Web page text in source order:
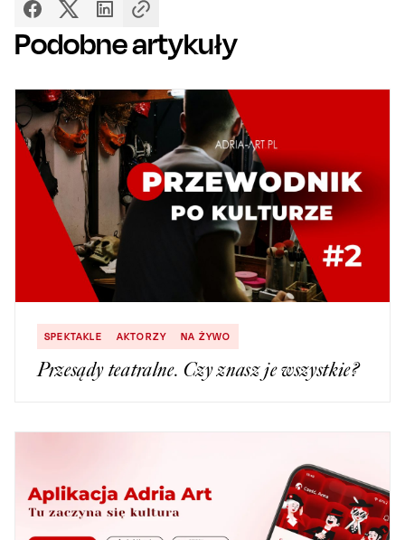
Podobne artykuły
SPEKTAKLE AKTORZY NA ŻYWO
Przesądy teatralne. Czy znasz je wszystkie?